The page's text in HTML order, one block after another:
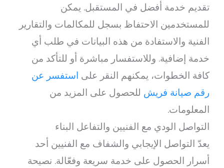
تقديم خدمة أفضل في المستقبل. يمكن
للمستخدمين الاحتفاظ بسجل للمكالمات والتقارير
الفنية والاستفادة من هذه البيانات في طلب أي
خدمة إضافية. وللاستفسار مباشرة أو للتأكد من
كافة الخطوات، يمكنهم النقر على استفسر عن
رقم صيانة فريش للحصول على المزيد من
المعلومات.
التواصل الودي مع الفنيين والتفاعل البناء
يعدّ التواصل الإيجابي والشفاف مع الفنيين أحد
أسرار الحصول على خدمة سريعة وفعّالة. نصيحة